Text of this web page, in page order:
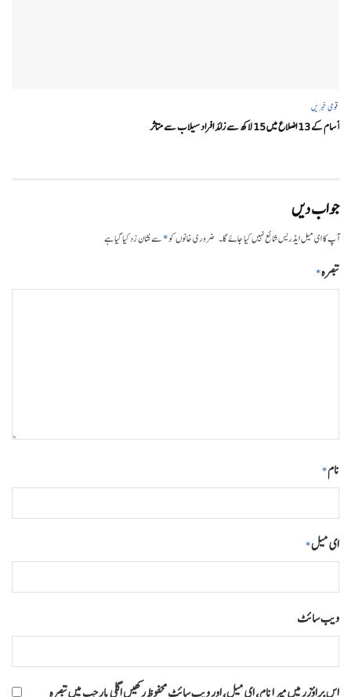
قومی خبریں
آسام کے 13 اضلاع میں 15 لاکھ سے زائد افراد سیلاب سے متاثر
جواب دیں
آپ کا ای میل ایڈریس شائع نہیں کیا جائے گا۔ ضروری خانوں کو*سے نشان زد کیا گیا ہے
تبصرہ*
نام*
ای میل*
ویب‌ سائٹ
اس براؤزر میں میرا نام، ای میل، اور ویب سائٹ محفوظ رکھیں اگلی بار جب میں تبصرہ